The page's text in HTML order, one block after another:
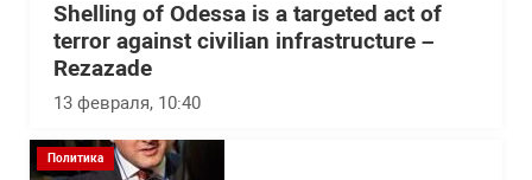
Shelling of Odessa is a targeted act of
terror against civilian infrastructure –
Rezazade
13 февраля, 10:40
Политика